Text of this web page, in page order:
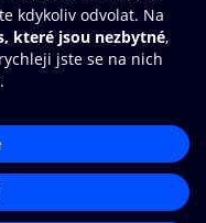
O2 Knihovna
své e-knihy a
a pohodlněji.